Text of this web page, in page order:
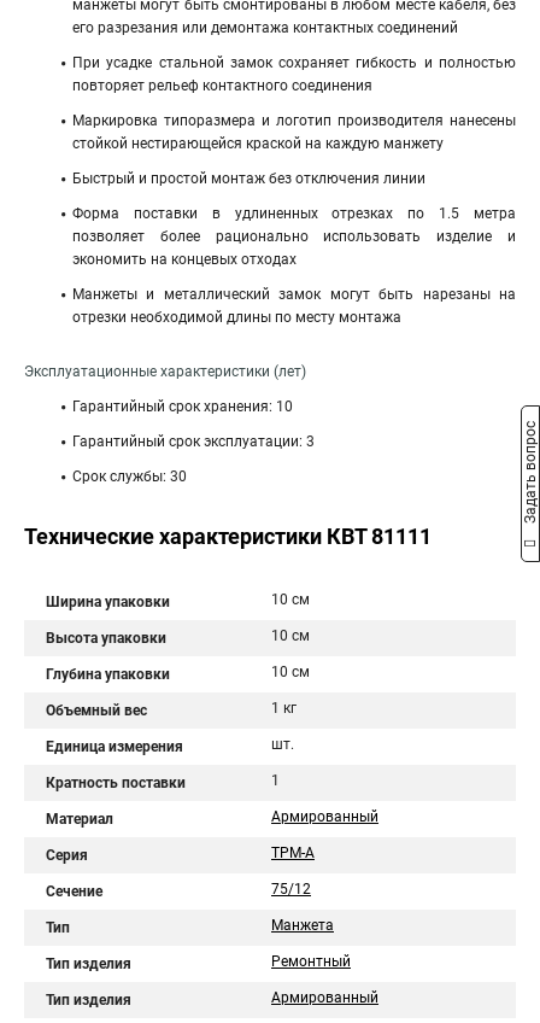
манжеты могут быть смонтированы в любом месте кабеля, без
его разрезания или демонтажа контактных соединений
При усадке стальной замок сохраняет гибкость и полностью
повторяет рельеф контактного соединения
Маркировка типоразмера и логотип производителя нанесены
стойкой нестирающейся краской на каждую манжету
Быстрый и простой монтаж без отключения линии
Форма поставки в удлиненных отрезках по 1.5 метра
позволяет более рационально использовать изделие и
экономить на концевых отходах
Манжеты и металлический замок могут быть нарезаны на
отрезки необходимой длины по месту монтажа
Эксплуатационные характеристики (лет)
Гарантийный срок хранения: 10
Гарантийный срок эксплуатации: 3
Срок службы: 30
Технические характеристики КВТ 81111
Ширина упаковки 10 см
Высота упаковки 10 см
Глубина упаковки 10 см
Объемный вес 1 кг
Единица измерения шт.
Кратность поставки 1
Материал Армированный
Серия ТРМ-А
Сечение 75/12
Тип Манжета
Тип изделия Ремонтный
Тип изделия Армированный
Задать вопрос